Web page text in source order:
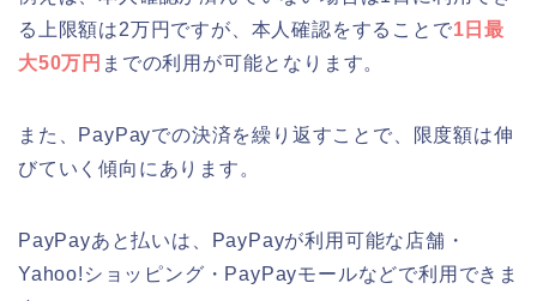
る上限額は2万円ですが、本人確認をすることで1日最
大50万円 までの利用が可能となります。
また、PayPayでの決済を繰り返すことで、限度額は伸
びていく傾向にあります。
PayPayあと払いは、PayPayが利用可能な店舗・
Yahoo!ショッピング・PayPayモールなどで利用できま